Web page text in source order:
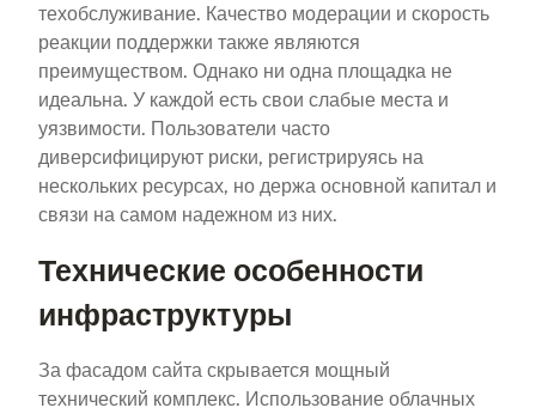
техобслуживание. Качество модерации и скорость
реакции поддержки также являются
преимуществом. Однако ни одна площадка не
идеальна. У каждой есть свои слабые места и
уязвимости. Пользователи часто
диверсифицируют риски, регистрируясь на
нескольких ресурсах, но держа основной капитал и
связи на самом надежном из них.
Технические особенности
инфраструктуры
За фасадом сайта скрывается мощный
технический комплекс. Использование облачных